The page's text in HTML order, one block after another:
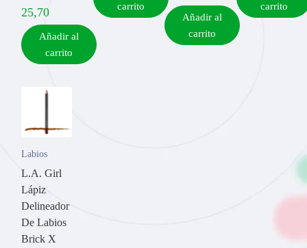
25,70
Añadir al
carrito
carrito
Añadir al
carrito
carrito
Labios
L.A. Girl
Lápiz
Delineador
De Labios
Brick X